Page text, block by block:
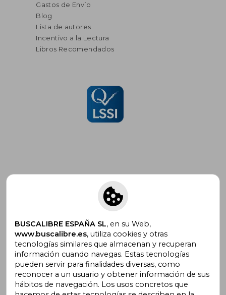
Gastos de Envío
Blog
Lista de autores
Incentivo a la Lectura
Libros Recomendados
Suscríbete para recibir ofertas y
promociones
¿Necesitas ayuda?
Ir a Centro de Soporte
BUSCALIBRE ESPAÑA SL, en su Web,
www.buscalibre.es, utiliza cookies y otras
tecnologías similares que almacenan y recuperan
información cuando navegas. Estas tecnologías
pueden servir para finalidades diversas, como
reconocer a un usuario y obtener información de sus
hábitos de navegación. Los usos concretos que